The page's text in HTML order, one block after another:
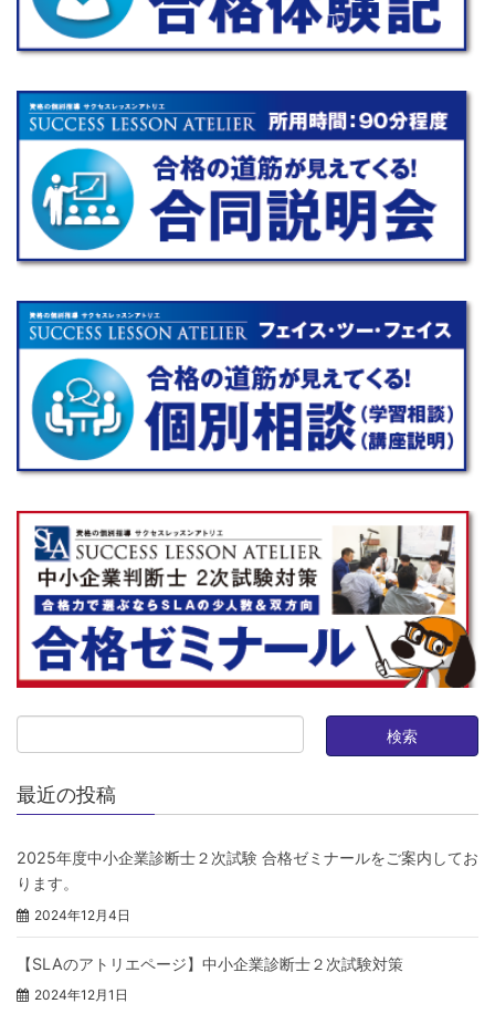
最近の投稿
2025年度中小企業診断士２次試験 合格ゼミナールをご案内してお
ります。
2024年12月4日
【SLAのアトリエページ】中小企業診断士２次試験対策
2024年12月1日